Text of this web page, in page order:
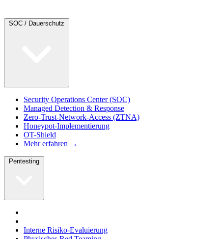
Security Operations Center (SOC)
Managed Detection & Response
Zero-Trust-Network-Access (ZTNA)
Honeypot-Implementierung
OT-Shield
Mehr erfahren →
Interne Risiko-Evaluierung